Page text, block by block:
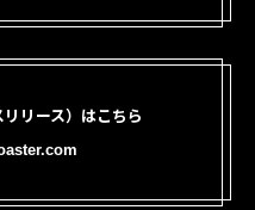
リース）はこちら